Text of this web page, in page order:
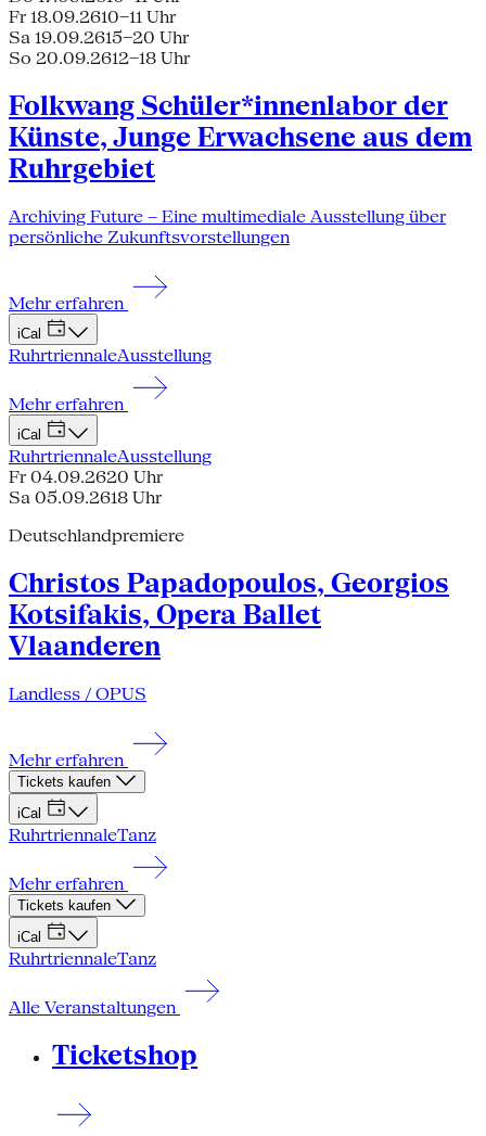
Fr 18.09.2610–11 Uhr
Sa 19.09.2615–20 Uhr
So 20.09.2612–18 Uhr
Folkwang Schüler*innenlabor der
Künste, Junge Erwachsene aus dem
Ruhrgebiet
Archiving Future – Eine multimediale Ausstellung über
persönliche Zukunftsvorstellungen
Mehr erfahren
iCal
RuhrtriennaleAusstellung
Mehr erfahren
iCal
RuhrtriennaleAusstellung
Fr 04.09.2620 Uhr
Sa 05.09.2618 Uhr
Deutschlandpremiere
Christos Papadopoulos, Georgios
Kotsifakis, Opera Ballet
Vlaanderen
Landless / OPUS
Mehr erfahren
Tickets kaufen
iCal
RuhrtriennaleTanz
Mehr erfahren
Tickets kaufen
iCal
RuhrtriennaleTanz
Alle Veranstaltungen
Ticketshop